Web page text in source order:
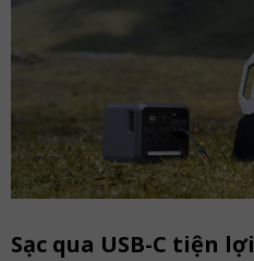
Sạc qua USB-C tiện lợi